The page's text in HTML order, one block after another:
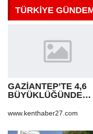
TÜRKİYE
GAZİANTEP’TE 4,6
BÜYÜKLÜĞÜNDE
www.kenthaber27.com